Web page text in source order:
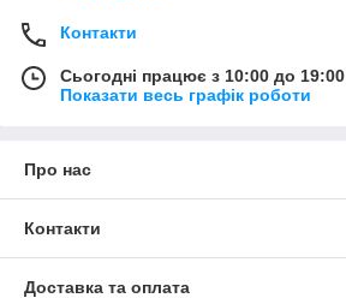
Контакти
Сьогодні працює з 10:00 до 19:00
Показати весь графік роботи
Про нас
Контакти
Доставка та оплата